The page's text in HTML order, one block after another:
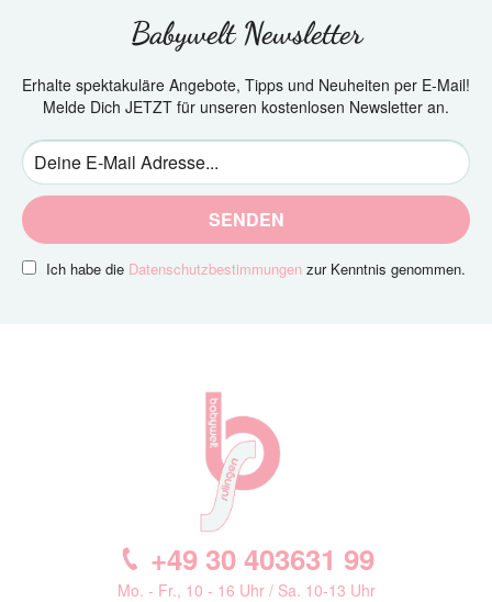
Babywelt Newsletter
Erhalte spektakuläre Angebote, Tipps und Neuheiten per E-Mail!
Melde Dich JETZT für unseren kostenlosen Newsletter an.
SENDEN
Ich habe die Datenschutzbestimmungen zur Kenntnis genommen.
+49 30 403631 99
Mo. - Fr., 10 - 16 Uhr / Sa. 10-13 Uhr